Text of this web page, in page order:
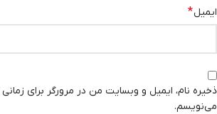
ایمیل*
ذخیره نام، ایمیل و وبسایت من در مرورگر برای
می‌نویسم.